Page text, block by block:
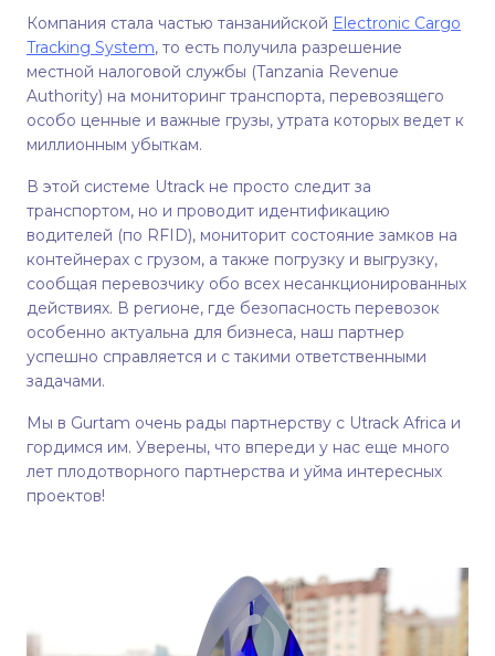
Компания стала частью танзанийской Electronic Cargo
Tracking System, то есть получила разрешение
местной налоговой службы (Tanzania Revenue
Authority) на мониторинг транспорта, перевозящего
особо ценные и важные грузы, утрата которых ведет к
миллионным убыткам.
В этой системе Utrack не просто следит за
транспортом, но и проводит идентификацию
водителей (по RFID), мониторит состояние замков на
контейнерах с грузом, а также погрузку и выгрузку,
сообщая перевозчику обо всех несанкционированных
действиях. В регионе, где безопасность перевозок
особенно актуальна для бизнеса, наш партнер
успешно справляется и с такими ответственными
задачами.
Мы в Gurtam очень рады партнерству с Utrack Africa и
гордимся им. Уверены, что впереди у нас еще много
лет плодотворного партнерства и уйма интересных
проектов!